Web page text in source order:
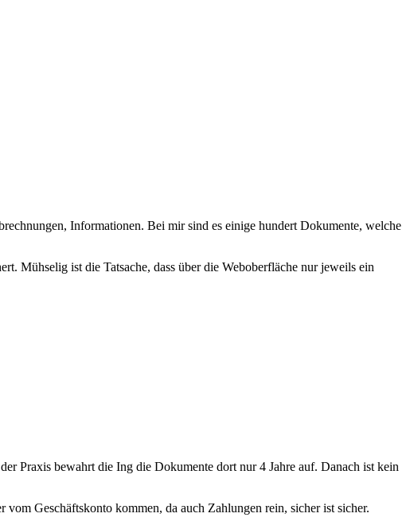
Informationen. Bei mir sind es einige hundert Dokumente, welche
Mühselig ist die Tatsache, dass über die Weboberfläche nur jeweils ein
Praxis bewahrt die Ing die Dokumente dort nur 4 Jahre auf. Danach ist kein
Geschäftskonto kommen, da auch Zahlungen rein, sicher ist sicher.